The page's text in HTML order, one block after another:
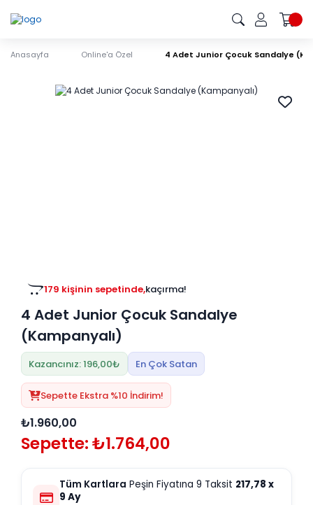
Anasayfa Online'a Özel 4 Adet Junior Çocuk Sandalye
179 kişinin sepetinde,kaçırma!
4 Adet Junior Çocuk Sandalye
(Kampanyalı)
Kazancınız: 196,00₺ En Çok Satan
Sepette Ekstra %10 İndirim!
₺1.960,00
Sepette: ₺1.764,00
Tüm Kartlara Peşin Fiyatına 9 Taksit 217,78 x
9 Ay